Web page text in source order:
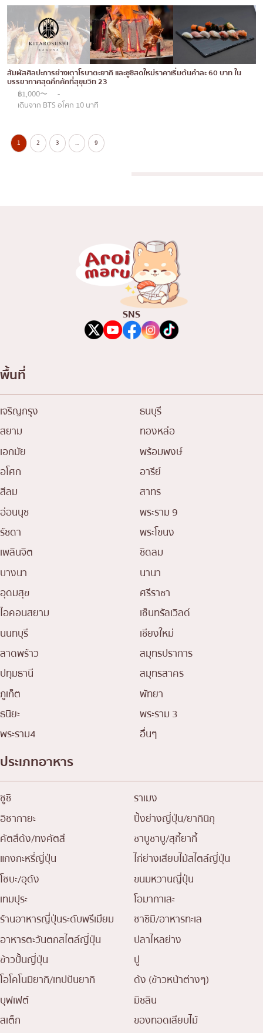
สัมผัสศิลปะการย่างเตาโรบาตะยากิ และซูชิสดใหม่ราคาเริ่มต้นคำละ 60 บาท ใน
บรรยากาศสุดคึกคักที่สุขุมวิท 23
฿1,000〜
-
เดินจาก BTS อโศก 10 นาที
1 2 3 ... 9
SNS
พื้นที่
เจริญกรุง
ธนบุรี
สยาม
ทองหล่อ
เอกมัย
พร้อมพงษ์
อโศก
อารีย์
สีลม
สาทร
อ่อนนุช
พระราม 9
รัชดา
พระโขนง
เพลินจิต
ชิดลม
บางนา
นานา
อุดมสุข
ศรีราชา
ไอคอนสยาม
เซ็นทรัลเวิลด์
นนทบุรี
เชียงใหม่
ลาดพร้าว
สมุทรปราการ
ปทุมธานี
สมุทรสาคร
ภูเก็ต
พัทยา
ธนิยะ
พระราม 3
พระราม4
อื่นๆ
ประเภทอาหาร
ซูชิ
ราเมง
อิซากายะ
ปิ้งย่างญี่ปุ่น/ยากินิกุ
คัตสึด้ง/ทงคัตสึ
ชาบูชาบู/สุกี้ยากี้
แกงกะหรี่ญี่ปุ่น
ไก่ย่างเสียบไม้สไตล์ญี่ปุ่น
โซบะ/อุด้ง
ขนมหวานญี่ปุ่น
เทมปุระ
โอมากาเสะ
ร้านอาหารญี่ปุ่นระดับพรีเมียม
ซาชิมิ/อาหารทะเล
อาหารตะวันตกสไตล์ญี่ปุ่น
ปลาไหลย่าง
ข้าวปั้นญี่ปุ่น
ปู
โอโคโนมิยากิ/เทปปันยากิ
ด้ง (ข้าวหน้าต่างๆ)
บุฟเฟต์
มิชลิน
สเต็ก
ของทอดเสียบไม้